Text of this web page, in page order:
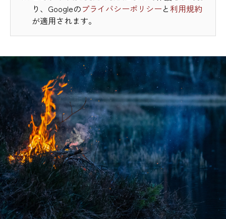
り、Googleのプライバシーポリシーと利用規約
が適用されます。